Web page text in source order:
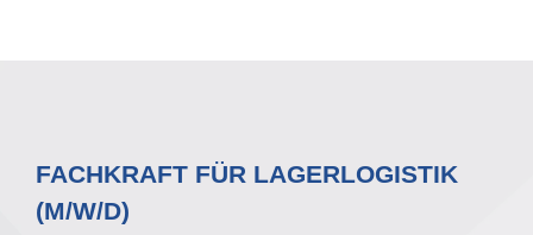
FACHKRAFT FÜR LAGERLOGISTIK
(M/W/D)